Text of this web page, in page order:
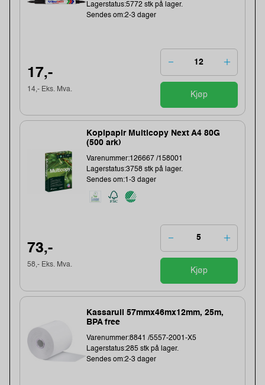
Lagerstatus:5772 stk på lager.
Sendes om:2-3 dager
17,-
14,- Eks. Mva.
Kjøp
Kopipapir Multicopy Next A4 80G
(500 ark)
Varenummer:126667 /158001
Lagerstatus:3758 stk på lager.
Sendes om:1-3 dager
73,-
58,- Eks. Mva.
Kjøp
Kassarull 57mmx46mx12mm, 25m,
BPA free
Varenummer:8841 /5557-2001-X5
Lagerstatus:285 stk på lager.
Sendes om:2-3 dager